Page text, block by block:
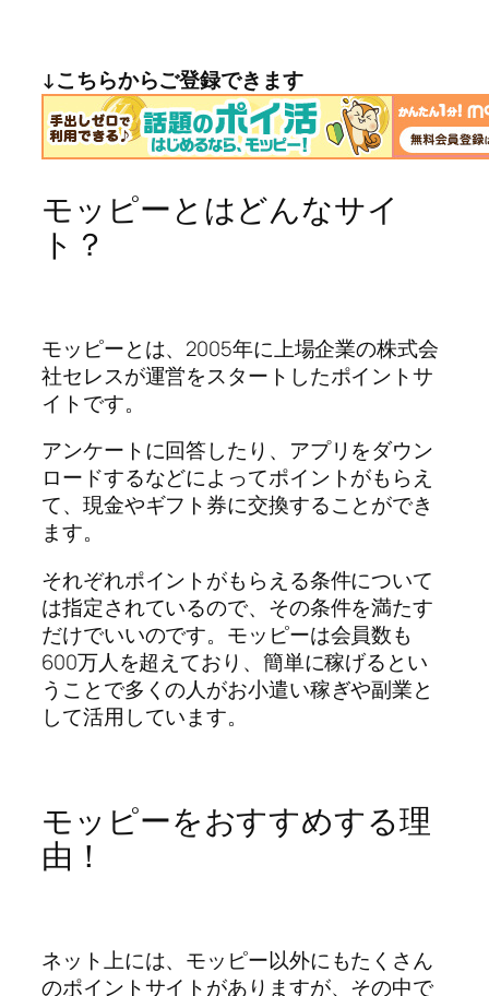
↓こちらからご登録できます
モッピーとはどんなサイ
ト？
モッピーとは、2005年に上場企業の株式会
社セレスが運営をスタートしたポイントサ
イトです。
アンケートに回答したり、アプリをダウン
ロードするなどによってポイントがもらえ
て、現金やギフト券に交換することができ
ます。
それぞれポイントがもらえる条件について
は指定されているので、その条件を満たす
だけでいいのです。モッピーは会員数も
600万人を超えており、簡単に稼げるとい
うことで多くの人がお小遣い稼ぎや副業と
して活用しています。
モッピーをおすすめする理
由！
ネット上には、モッピー以外にもたくさん
のポイントサイトがありますが、その中で